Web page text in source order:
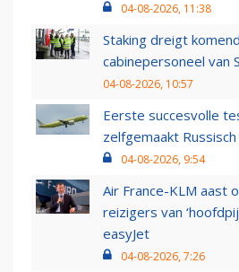
04-08-2026, 11:38
Staking dreigt
cabinepersoneel van
04-08-2026, 10:57
Eerste succesvolle
zelfgemaakt
04-08-2026, 9:54
Air France-KLM aast
reizigers van
easyJet
04-08-2026, 7:26